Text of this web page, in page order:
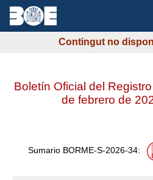
Contingut no
Boletín Oficial del
de febrero de
Sumario BORME-S-2026-34: